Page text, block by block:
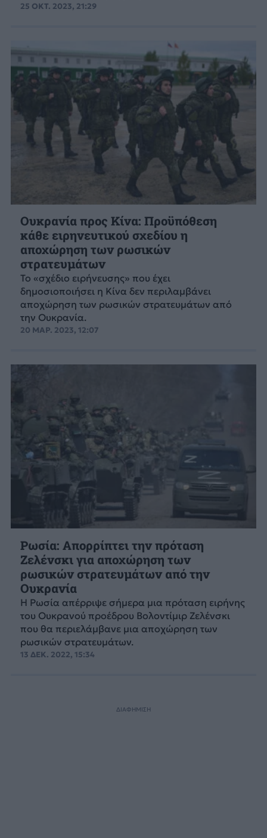
25 ΟΚΤ. 2023, 21:29
Ουκρανία προς Κίνα: Προϋπόθεση
κάθε ειρηνευτικού σχεδίου η
αποχώρηση των ρωσικών
στρατευμάτων
Το «σχέδιο ειρήνευσης» που έχει
δημοσιοποιήσει η Κίνα δεν περιλαμβάνει
αποχώρηση των ρωσικών στρατευμάτων από
την Ουκρανία.
20 ΜΑΡ. 2023, 12:07
Ρωσία: Απορρίπτει την πρόταση
Ζελένσκι για αποχώρηση των
ρωσικών στρατευμάτων από την
Ουκρανία
Η Ρωσία απέρριψε σήμερα μια πρόταση ειρήνης
του Ουκρανού προέδρου Βολοντίμιρ Ζελένσκι
που θα περιελάμβανε μια αποχώρηση των
ρωσικών στρατευμάτων.
13 ΔΕΚ. 2022, 15:34
ΔΙΑΦΗΜΙΣΗ